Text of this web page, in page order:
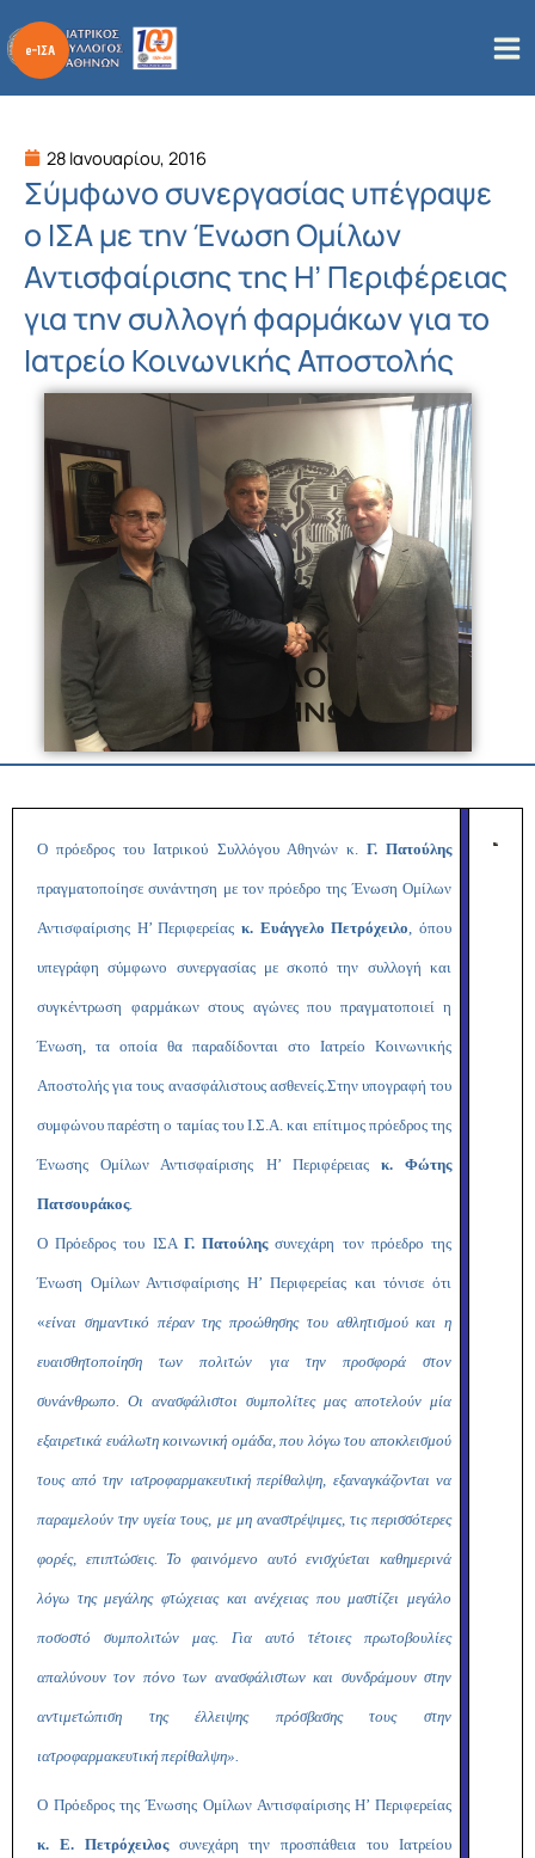
στο
περιεχόμενο
28 Ιανουαρίου, 2016
Σύμφωνο συνεργασίας υπέγραψε
ο ΙΣΑ με την Ένωση Ομίλων
Αντισφαίρισης της Η’ Περιφέρειας
για την συλλογή φαρμάκων για το
Ιατρείο Κοινωνικής Αποστολής
Ο πρόεδρος του Ιατρικού Συλλόγου Αθηνών κ. Γ. Πατούλης
πραγματοποίησε συνάντηση με τον πρόεδρο της Ένωση Ομίλων
Αντισφαίρισης Η’ Περιφερείας κ. Ευάγγελο Πετρόχειλο, όπου
υπεγράφη σύμφωνο συνεργασίας με σκοπό την συλλογή και
συγκέντρωση φαρμάκων στους αγώνες που πραγματοποιεί η
Ένωση, τα οποία θα παραδίδονται στο Ιατρείο Κοινωνικής
Αποστολής για τους ανασφάλιστους ασθενείς.Στην υπογραφή του
συμφώνου παρέστη ο ταμίας του Ι.Σ.Α. και επίτιμος πρόεδρος της
Ένωσης Ομίλων Αντισφαίρισης Η’ Περιφέρειας κ. Φώτης
Πατσουράκος.
Ο Πρόεδρος του ΙΣΑ Γ. Πατούληςσυνεχάρη τον πρόεδρο της
Ένωση Ομίλων Αντισφαίρισης Η’ Περιφερείας και τόνισε ότι
«είναι σημαντικό πέραν της προώθησης του αθλητισμού και η
ευαισθητοποίηση των πολιτών για την προσφορά στον
συνάνθρωπο. Οι ανασφάλιστοι συμπολίτες μας αποτελούν μία
εξαιρετικά ευάλωτη κοινωνική ομάδα, που λόγω του αποκλεισμού
τους από την ιατροφαρμακευτική περίθαλψη, εξαναγκάζονται να
παραμελούν την υγεία τους, με μη αναστρέψιμες, τις περισσότερες
φορές, επιπτώσεις. Το φαινόμενο αυτό ενισχύεται καθημερινά
λόγω της μεγάλης φτώχειας και ανέχειας που μαστίζει μεγάλο
ποσοστό συμπολιτών μας. Για αυτό τέτοιες πρωτοβουλίες
απαλύνουν τον πόνο των ανασφάλιστων και συνδράμουν στην
αντιμετώπιση της έλλειψης πρόσβασης τους στην
ιατροφαρμακευτική περίθαλψη».
Ο Πρόεδρος τηςΈνωσης Ομίλων Αντισφαίρισης Η’ Περιφερείας
κ. Ε. Πετρόχειλοςσυνεχάρη την προσπάθεια του Ιατρείου